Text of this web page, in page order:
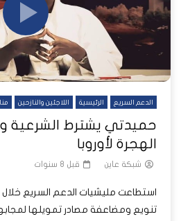
الدعم السريع الرئيسية اللاجئين والنازحين
حميدتي يشترط الشرعية
الهجرة لأوروبا
شبكة عاين قبل 8 سنوات
استطاعت مليشيات الدعم السريع خلال
تنويع ومضاعفة مصادر تمويلها